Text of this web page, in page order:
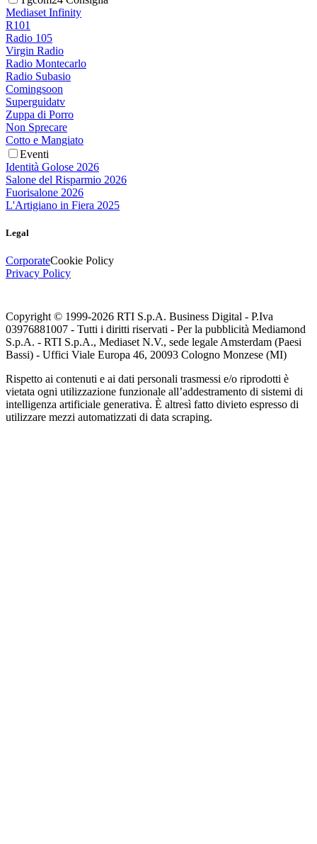
Mediaset Infinity
R101
Radio 105
Virgin Radio
Radio Montecarlo
Radio Subasio
Comingsoon
Superguidatv
Zuppa di Porro
Non Sprecare
Cotto e Mangiato
Eventi
Identità Golose 2026
Salone del Risparmio 2026
Fuorisalone 2026
L'Artigiano in Fiera 2025
Legal
CorporateCookie Policy
Privacy Policy
Copyright © 1999-2026 RTI S.p.A. Business Digital - P.Iva
03976881007 - Tutti i diritti riservati - Per la pubblicità Mediamond
S.p.A. - RTI S.p.A., Mediaset N.V., sede legale Amsterdam (Paesi
Bassi) - Uffici Viale Europa 46, 20093 Cologno Monzese (MI)
Rispetto ai contenuti e ai dati personali trasmessi e/o riprodotti è
vietata ogni utilizzazione funzionale all’addestramento di sistemi di
intelligenza artificiale generativa. È altresì fatto divieto espresso di
utilizzare mezzi automatizzati di data scraping.